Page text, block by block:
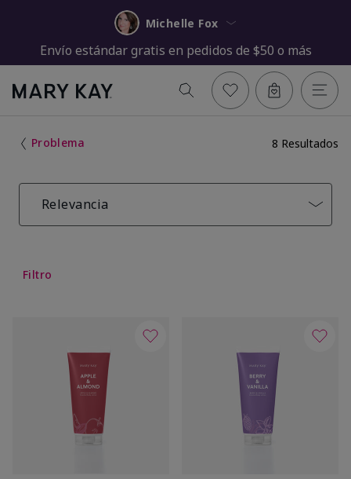
Michelle Fox
Envío estándar gratis en pedidos de $50 o más
Problema 8 Resultados
Relevancia
Filtro